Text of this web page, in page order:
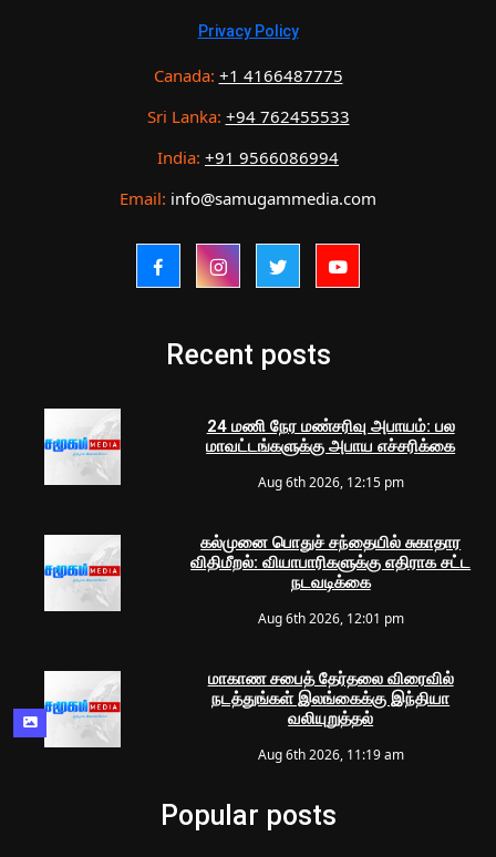
Privacy Policy
Canada: +1 4166487775
Sri Lanka: +94 762455533
India: +91 9566086994
Email: info@samugammedia.com
Recent posts
24 மணி நேர மண்சரிவு அபாயம்: பல
மாவட்டங்களுக்கு அபாய எச்சரிக்கை
Aug 6th 2026, 12:15 pm
கல்முனை பொதுச் சந்தையில் சுகாதார
விதிமீறல்: வியாபாரிகளுக்கு எதிராக சட்ட
நடவடிக்கை
Aug 6th 2026, 12:01 pm
மாகாண சபைத் தேர்தலை விரைவில்
நடத்துங்கள் இலங்கைக்கு இந்தியா
வலியுறுத்தல்
Aug 6th 2026, 11:19 am
Popular posts